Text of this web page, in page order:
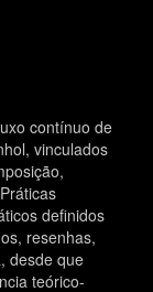
contínuo de
vinculados
definidos
resenhas,
desde que
teórico-